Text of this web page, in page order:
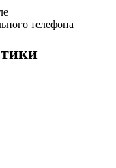
телефона